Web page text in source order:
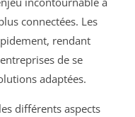
connectées. Les
rendant
de se
adaptées.
différents aspects